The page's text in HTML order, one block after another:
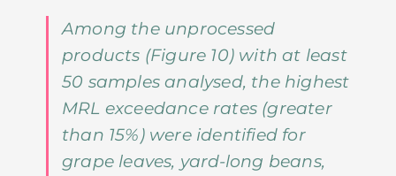
Among the unprocessed
products (Figure 10) with at least
50 samples analysed, the highest
MRL exceedance rates (greater
than 15%) were identified for
grape leaves, yard-long beans,